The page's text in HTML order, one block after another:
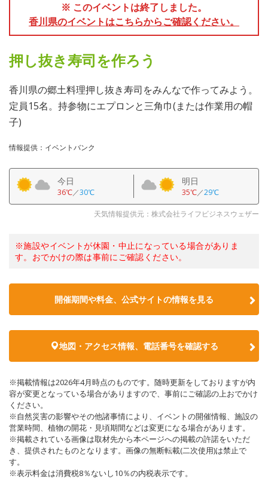
※ このイベントは終了しました。
香川県のイベントはこちらからご確認ください。
押し抜き寿司を作ろう
香川県の郷土料理押し抜き寿司をみんなで作ってみよう。
定員15名。持参物にエプロンと三角巾(または作業用の帽
子)
情報提供：イベントバンク
今日
36℃／30℃
明日
35℃／29℃
天気情報提供元：株式会社ライフビジネスウェザー
※施設やイベントが休園・中止になっている場合がありま
す。おでかけの際は事前にご確認ください。
開催期間や料金、公式サイトの情報を見る
地図・アクセス情報、電話番号を確認する
※掲載情報は2026年4月時点のものです。随時更新をしておりますが内
容が変更となっている場合がありますので、事前にご確認の上おでかけ
ください。
※自然災害の影響やその他諸事情により、イベントの開催情報、施設の
営業時間、植物の開花・見頃期間などは変更になる場合があります。
※掲載されている画像は取材先から本ページへの掲載の許諾をいただ
き、提供されたものとなります。画像の無断転載(二次使用)は禁止で
す。
※表示料金は消費税8％ないし10％の内税表示です。